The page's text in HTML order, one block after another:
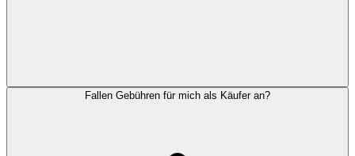
Fallen Gebühren für mich als Käufer an?